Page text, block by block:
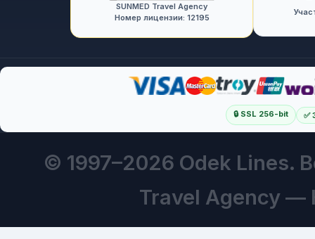
SUNMED Travel Agency
Номер лицензии: 12195
🔒 SSL 256-bit ✅
© 1997–2026 Odek Lines.
Travel Agency —